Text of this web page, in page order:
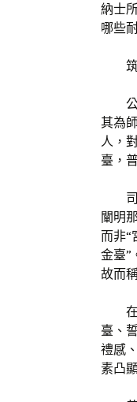
納士
哪些
其為
人，
臺，
闡明
而非“
金臺”
故而
臺、
禮感
素凸